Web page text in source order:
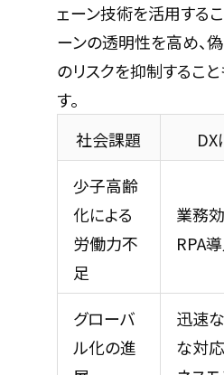
ェーン技術を活用するこ
ーンの透明性を高め、
のリスクを抑制するこ
す。
社会課題
DX
少子高齢
化による
労働力不
足
業務
RPA
グローバ
ル化の進
迅速
な対